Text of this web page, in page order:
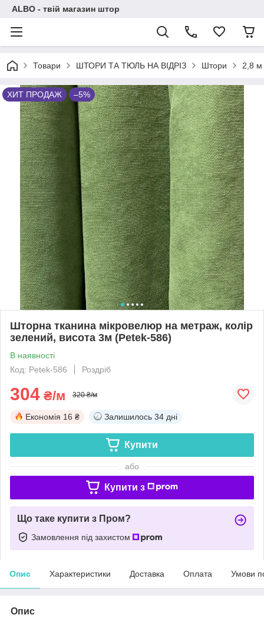
ALBO - твій магазин штор
Товари ШТОРИ ТА ТЮЛЬ НА ВІДРІЗ Штори 2,8 м
ХИТ ПРОДАЖ –5%
Шторна тканина мікровелюр на метраж, колір
зелений, висота 3м (Petek-586)
В наявності
Код: Petek-586
Роздріб
304 ₴/м 320 ₴/м
Економія 16 ₴ Залишилось 34 дні
Купити
або
Купити з
Що таке купити з Пром?
Замовлення під захистом
Опис Характеристики Доставка Оплата Умови
Опис